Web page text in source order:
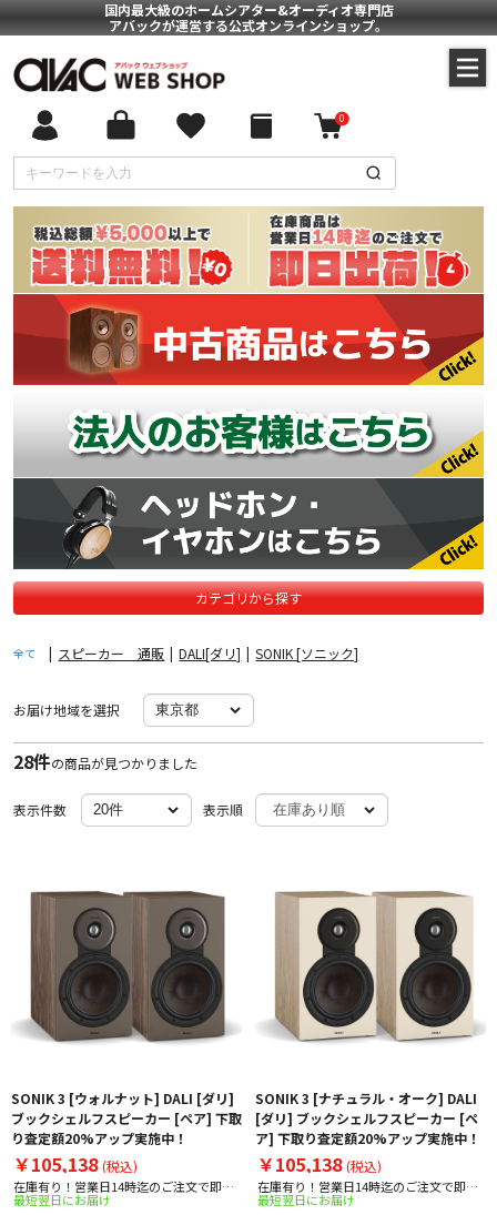
国内最大級のホームシアター&オーディオ専門店
アバックが運営する公式オンラインショップ。
0
カテゴリから探す
全て | スピーカー 通販 | DALI[ダリ] | SONIK [ソニック]
お届け地域を選択
28件の商品が見つかりました
表示件数 表示順
SONIK 3 [ウォルナット] DALI [ダリ]
ブックシェルフスピーカー [ペア] 下取
り査定額20%アップ実施中！
￥105,138(税込)
在庫有り！営業日14時迄のご注文で即日
出荷！
最短翌日にお届け
SONIK 3 [ナチュラル・オーク] DALI
[ダリ] ブックシェルフスピーカー [ペ
ア] 下取り査定額20%アップ実施中！
￥105,138(税込)
在庫有り！営業日14時迄のご注文で即日
出荷！
最短翌日にお届け